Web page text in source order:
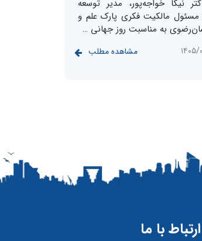
نیکا خواجه‌پور، مدیر توسعه
مالکیت فکری پارک علم و
به مناسبت روز جهانی …
مشاهده مطلب
ارتباط با ما